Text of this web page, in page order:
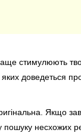
стимулюють
доведеться
Якщо
несхожих